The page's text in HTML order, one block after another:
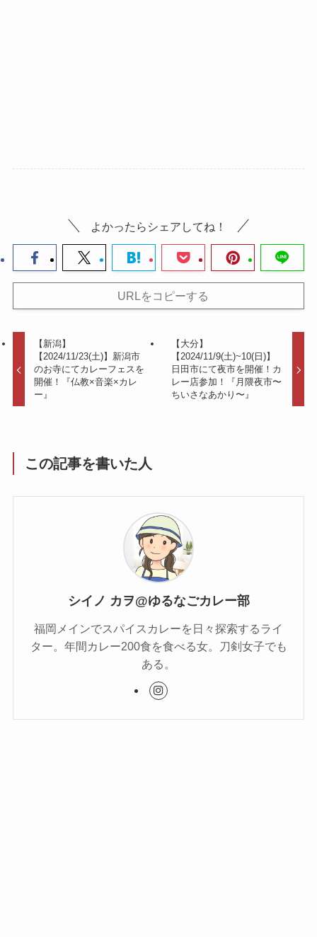
よかったらシェアしてね！
URLをコピーする
【新潟】
【2024/11/23(土)】新潟市
のお寺にてカレーフェスを
開催！『仏教×音楽×カレ
ー』
【大分】
【2024/11/9(土)~10(日)】
日田市にて夜市を開催！カ
レー店参加！『月隈夜市〜
ちいさなあかり〜』
この記事を書いた人
シイノ カヲ@ゆるなごカレー部
福岡メインでスパイスカレーを日々探索するライ
ター。年間カレー200食を食べる女。刀剣女子でも
ある。